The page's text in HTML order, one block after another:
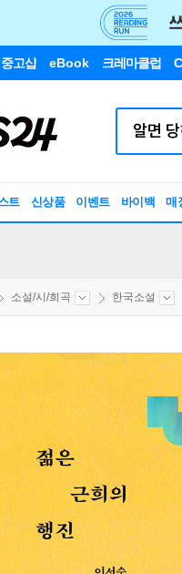
중고샵 eBook 크레마클럽
트 신상품 이벤트 바이백 매
소설/시/희곡 한국소설